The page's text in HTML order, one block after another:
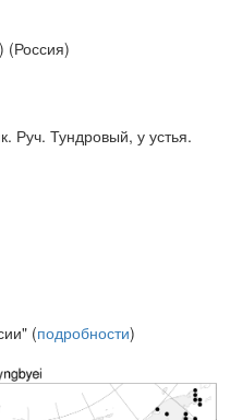
(Россия)
Руч. Тундровый, у устья.
(подробности)